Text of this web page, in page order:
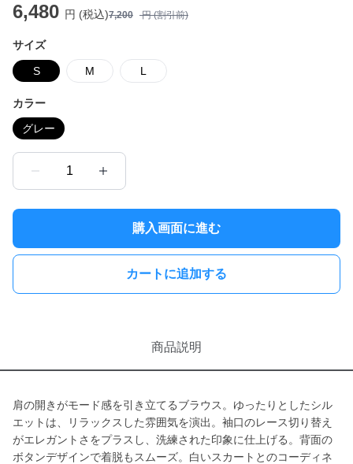
6,480 円 (税込)7,200 円 (割引前)
サイズ
S M L
カラー
グレー
1
購入画面に進む
カートに追加する
商品説明
肩の開きがモード感を引き立てるブラウス。ゆったりとしたシル
エットは、リラックスした雰囲気を演出。袖口のレース切り替え
がエレガントさをプラスし、洗練された印象に仕上げる。背面の
ボタンデザインで着脱もスムーズ。白いスカートとのコーディネ